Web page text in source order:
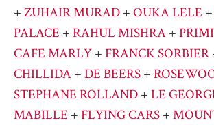
+ ZUHAIR MURAD + OUKA LELE +
PALACE + RAHUL MISHRA +
CAFE MARLY + FRANCK SORBIER
CHILLIDA + DE BEERS +
STEPHANE ROLLAND + LE
MABILLE + FLYING CARS +